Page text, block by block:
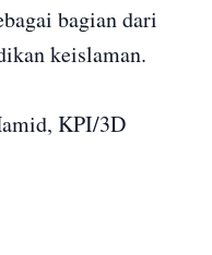
bagian dari
keislaman.
KPI/3D